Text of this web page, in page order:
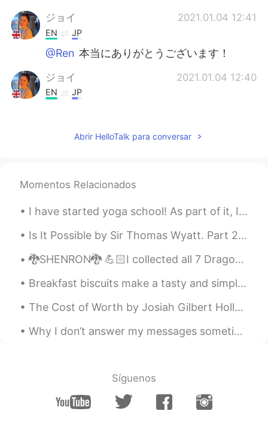
ジョイ 2021.01.04 12:41
EN JP
@Ren 本当にありがとうございます！
ジョイ 2021.01.04 12:40
EN JP
ERIKO 2021.01.04 11:30
そうで、かわいいケーキですね🥰
kazuhiko 2021.01.04 11:20
2021.01.04 11:18
JP EN
今日は最後のお休み 日で、ちょっと悲
す。
今日はお休みの最後の日で、ちょっと
冬休みはめちゃめちゃ良
楽しみにし
す。
Abrir HelloTalk para conversar
Momentos Relacionados
I have started yoga school! As part of it, I am training to withstand the cold better. I'm very ...
Is It Possible by Sir Thomas Wyatt. Part 2 of 2. Is it possible To spy it in an eye That turns...
🐉SHENRON🐉 💪🏻I collected all 7 Dragonballs💪🏻 🌕🌕🌕🌕🌕🌕🌕 My wish to the eternal drago...
Breakfast biscuits make a tasty and simple start for a weekend. Sometimes you want something tast...
The Cost of Worth by Josiah Gilbert Holland. Part 2 of 2. God gives no value unto men Unmatch...
Why I don’t answer my messages sometimes: I don’t answer them sometimes because I get a lot of t...
Síguenos